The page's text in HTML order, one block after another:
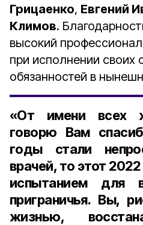
Грицаенко, Евгений
Климов.
высокий
при исполнении своих
обязанностей в
«От имени всех
говорю Вам
годы стали
врачей, то этот
испытанием для
приграничья. Вы,
жизнью,